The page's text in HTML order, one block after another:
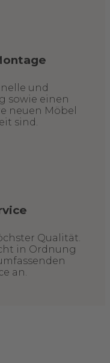
und
sowie einen
neuen Möbel
sind.
Qualität.
in Ordnung
an.